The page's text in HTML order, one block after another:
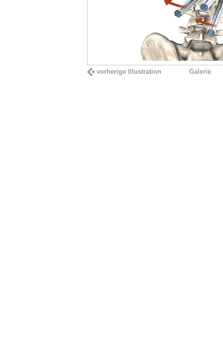
vorherige Illustration Galerie